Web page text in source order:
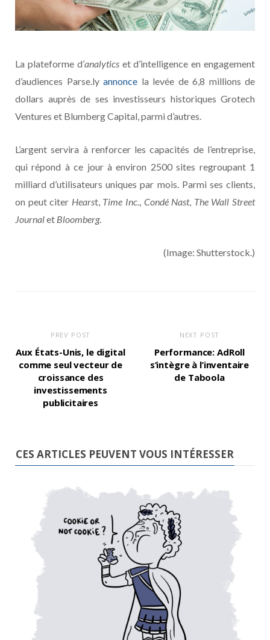
La plateforme d’analyticset d’intelligence en engagement
d’audiences Parse.ly annonce la levée de 6,8 millions de
dollars auprès de ses investisseurs historiques Grotech
Ventures et Blumberg Capital, parmi d’autres.
L’argent servira à renforcer les capacités de l’entreprise,
qui répond à ce jour à environ 2500 sites regroupant 1
milliard d’utilisateurs uniques par mois. Parmi ses clients,
on peut citer Hearst, Time Inc., Condé Nast, The Wall Street
Journalet Bloomberg.
(Image: Shutterstock.)
PREV POST
Aux États-Unis, le digital
comme seul vecteur de
croissance des
investissements
publicitaires
NEXT POST
Performance: AdRoll
s’intègre à l’inventaire
de Taboola
CES ARTICLES PEUVENT VOUS INTÉRESSER